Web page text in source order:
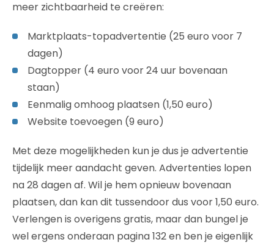
meer zichtbaarheid te creëren:
Marktplaats-topadvertentie (25 euro voor 7
dagen)
Dagtopper (4 euro voor 24 uur bovenaan
staan)
Eenmalig omhoog plaatsen (1,50 euro)
Website toevoegen (9 euro)
Met deze mogelijkheden kun je dus je advertentie
tijdelijk meer aandacht geven. Advertenties lopen
na 28 dagen af. Wil je hem opnieuw bovenaan
plaatsen, dan kan dit tussendoor dus voor 1,50 euro.
Verlengen is overigens gratis, maar dan bungel je
wel ergens onderaan pagina 132 en ben je eigenlijk